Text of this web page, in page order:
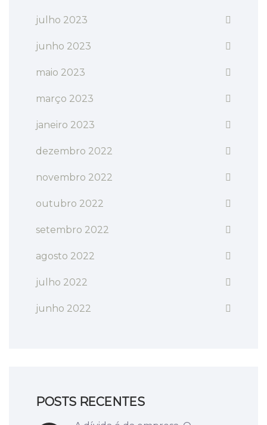
julho 2023
junho 2023
maio 2023
março 2023
janeiro 2023
dezembro 2022
novembro 2022
outubro 2022
setembro 2022
agosto 2022
julho 2022
junho 2022
POSTS RECENTES